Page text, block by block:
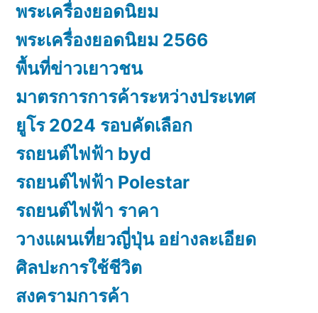
พระเครื่องยอดนิยม
พระเครื่องยอดนิยม 2566
พื้นที่ข่าวเยาวชน
มาตรการการค้าระหว่างประเทศ
ยูโร 2024 รอบคัดเลือก
รถยนต์ไฟฟ้า byd
รถยนต์ไฟฟ้า Polestar
รถยนต์ไฟฟ้า ราคา
วางแผนเที่ยวญี่ปุ่น อย่างละเอียด
ศิลปะการใช้ชีวิต
สงครามการค้า